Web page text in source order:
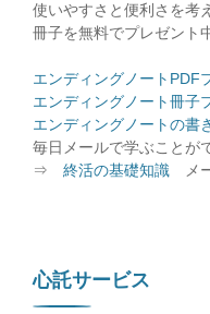
使いやすさと便利さを考
冊子を無料でプレゼント
エンディングノートPDF
エンディングノート冊子
エンディングノートの書
毎日メールで学ぶことが
⇒ 終活の基礎知識 メ
心託サービス